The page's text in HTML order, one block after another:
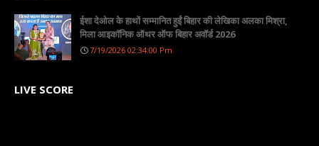
ईशा देओल के हाथों सम्मानित हुईं बिहार की लेखिका अलका मिश्रा,
मिला आइकॉनिक ऑथर ऑफ बिहार अवॉर्ड 2026
7/19/2026 02:34:00 Pm
LIVE SCORE